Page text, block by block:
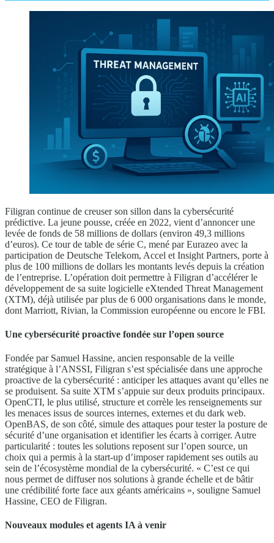
Filigran continue de creuser son sillon dans la cybersécurité
prédictive. La jeune pousse, créée en 2022, vient d’annoncer une
levée de fonds de 58 millions de dollars (environ 49,3 millions
d’euros). Ce tour de table de série C, mené par Eurazeo avec la
participation de Deutsche Telekom, Accel et Insight Partners, porte à
plus de 100 millions de dollars les montants levés depuis la création
de l’entreprise. L’opération doit permettre à Filigran d’accélérer le
développement de sa suite logicielle eXtended Threat Management
(XTM), déjà utilisée par plus de 6 000 organisations dans le monde,
dont Marriott, Rivian, la Commission européenne ou encore le FBI.
Une cybersécurité proactive fondée sur l’open source
Fondée par Samuel Hassine, ancien responsable de la veille
stratégique à l’ANSSI, Filigran s’est spécialisée dans une approche
proactive de la cybersécurité : anticiper les attaques avant qu’elles ne
se produisent. Sa suite XTM s’appuie sur deux produits principaux.
OpenCTI, le plus utilisé, structure et corrèle les renseignements sur
les menaces issus de sources internes, externes et du dark web.
OpenBAS, de son côté, simule des attaques pour tester la posture de
sécurité d’une organisation et identifier les écarts à corriger. Autre
particularité : toutes les solutions reposent sur l’open source, un
choix qui a permis à la start-up d’imposer rapidement ses outils au
sein de l’écosystème mondial de la cybersécurité. « C’est ce qui
nous permet de diffuser nos solutions à grande échelle et de bâtir
une crédibilité forte face aux géants américains », souligne Samuel
Hassine, CEO de Filigran.
Nouveaux modules et agents IA à venir